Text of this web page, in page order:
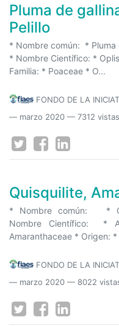
Pluma de
Pelillo
* Nombre común: * Pluma
* Nombre Científico: *
Familia: * Poaceae * O...
FONDO DE LA
— marzo 2020 — 7312 vistas
Quisquilite,
* Nombre común: *
Nombre Científico: *
Amaranthaceae * Origen:
FONDO DE LA
— marzo 2020 — 8022